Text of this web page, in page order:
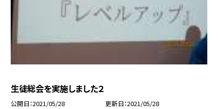
生徒総会を実施しました２
公開日 2021/05/28 更新日 2021/05/28